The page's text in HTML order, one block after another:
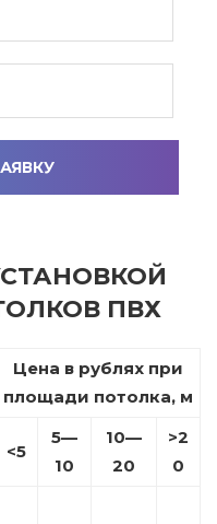
ПВХ
Цена в рублях при
площади потолка, м
<5
5—
10
10—
20
>2
0